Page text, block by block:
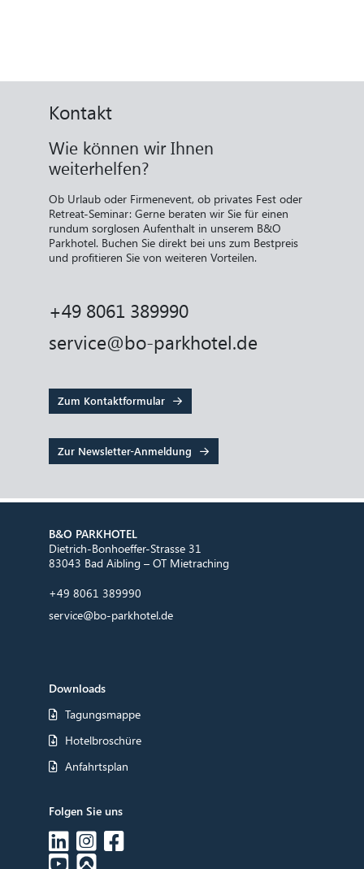
Kontakt
Wie können wir Ihnen
weiterhelfen?
Ob Urlaub oder Firmenevent, ob privates Fest oder
Retreat-Seminar: Gerne beraten wir Sie für einen
rundum sorglosen Aufenthalt in unserem B&O
Parkhotel. Buchen Sie direkt bei uns zum Bestpreis
und profitieren Sie von weiteren Vorteilen.
+49 8061 389990
service@bo-parkhotel.de
Zum Kontaktformular
Zur Newsletter-Anmeldung
B&O PARKHOTEL
Dietrich-Bonhoeffer-Strasse 31
83043 Bad Aibling – OT Mietraching
+49 8061 389990
service@bo-parkhotel.de
Downloads
Tagungsmappe
Hotelbroschüre
Anfahrtsplan
Folgen Sie uns